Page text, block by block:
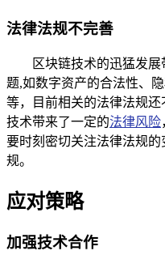
法律法规不完善
区块链技术的迅猛发
题,如数字资产的合法性、
等，目前相关的法律法规
技术带来了一定的法律风险
要时刻密切关注法律法规
规。
应对策略
加强技术合作